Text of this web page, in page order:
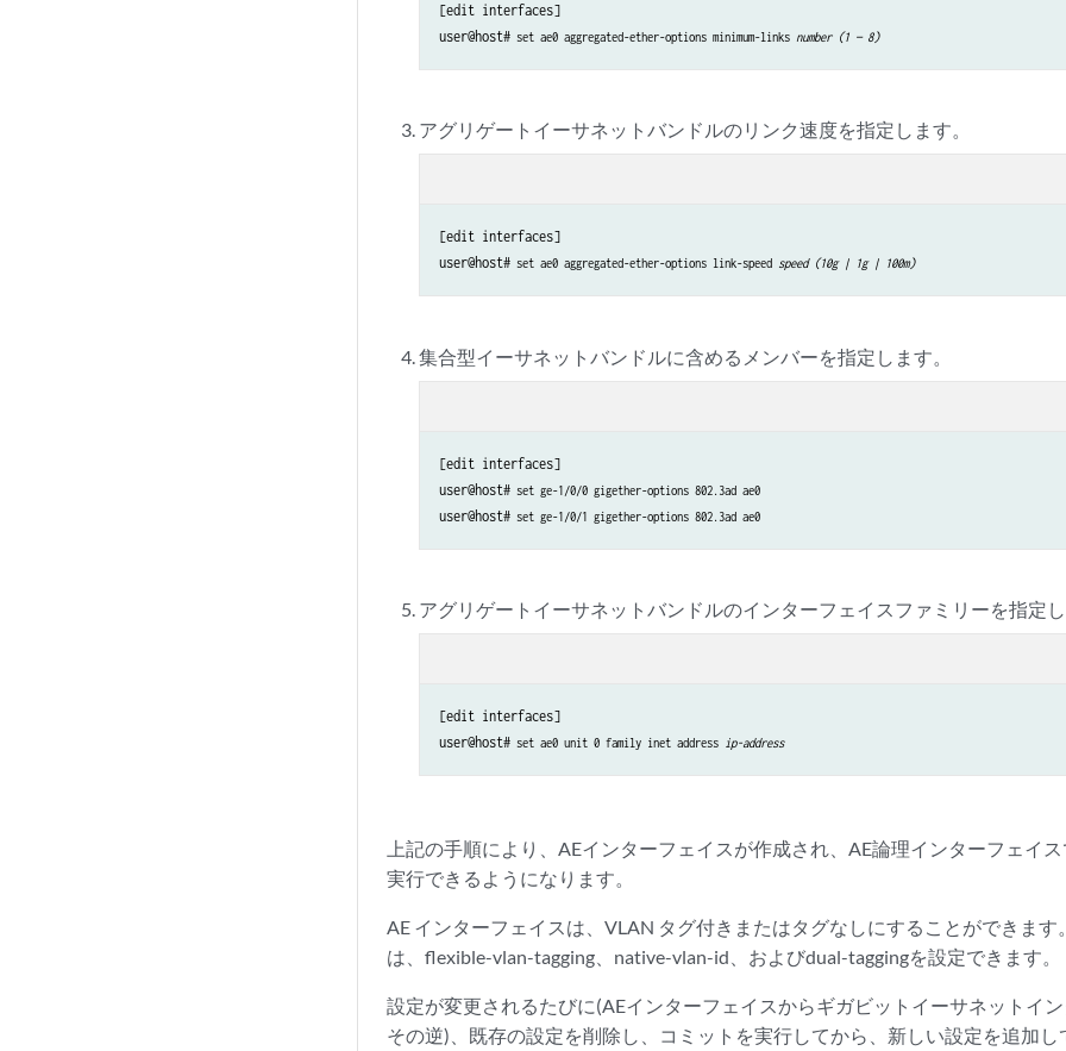
[edit interfaces]
user@host# set ae0 aggregated-ether-options minimum-links number (1 — 8)
アグリゲートイーサネットバンドルのリンク速度を指定します。
[edit interfaces]
user@host# set ae0 aggregated-ether-options link-speed speed (10g | 1g | 100m)
集合型イーサネットバンドルに含めるメンバーを指定します。
[edit interfaces]
user@host# set ge-1/0/0 gigether-options 802.3ad ae0
user@host# set ge-1/0/1 gigether-options 802.3ad ae0
アグリゲートイーサネットバンドルのインターフェイスファミリーを指定し
[edit interfaces]
user@host# set ae0 unit 0 family inet address ip-address
上記の手順により、AEインターフェイスが作成され、AE論理インターフェイ
実行できるようになります。
AE インターフェイスは、VLAN タグ付きまたはタグなしにすることができま
は、flexible-vlan-tagging、native-vlan-id、およびdual-taggingを設定できます。
設定が変更されるたびに(AEインターフェイスからギガビットイーサネットイ
その逆)、既存の設定を削除し、コミットを実行してから、新しい設定を追加し